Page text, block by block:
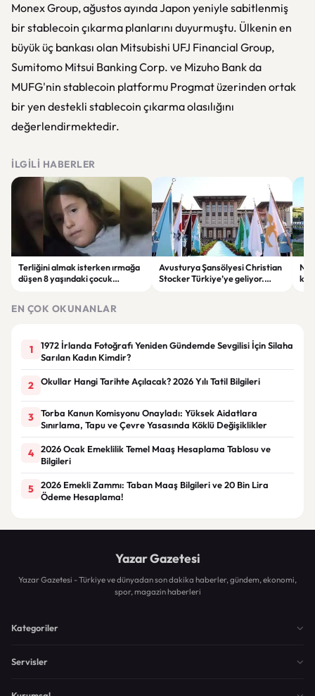
Monex Group, ağustos ayında Japon yeniyle sabitlenmiş
bir stablecoin çıkarma planlarını duyurmuştu. Ülkenin en
büyük üç bankası olan Mitsubishi UFJ Financial Group,
Sumitomo Mitsui Banking Corp. ve Mizuho Bank da
MUFG'nin stablecoin platformu Progmat üzerinden ortak
bir yen destekli stablecoin çıkarma olasılığını
değerlendirmektedir.
İLGILI HABERLER
Terliğini almak isterken ırmağa
düşen 8 yaşındaki çocuk
Avusturya Şansölyesi Christian
Stocker Türkiye’ye geliyor.
EN ÇOK OKUNANLAR
1
1972 İrlanda Fotoğrafı Yeniden Gündemde Sevgilisi İçin Silaha
Sarılan Kadın Kimdir?
2 Okullar Hangi Tarihte Açılacak? 2026 Yılı Tatil Bilgileri
3
Torba Kanun Komisyonu Onayladı: Yüksek Aidatlara
Sınırlama, Tapu ve Çevre Yasasında Köklü Değişiklikler
4
2026 Ocak Emeklilik Temel Maaş Hesaplama Tablosu ve
Bilgileri
5
2026 Emekli Zammı: Taban Maaş Bilgileri ve 20 Bin Lira
Ödeme Hesaplama!
Yazar Gazetesi
Yazar Gazetesi - Türkiye ve dünyadan son dakika haberler, gündem, ekonomi,
spor, magazin haberleri
Kategoriler
Servisler